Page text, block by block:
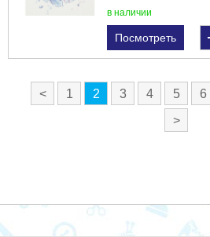
в наличии
Посмотреть
< 1 2 3 4 5 6
>